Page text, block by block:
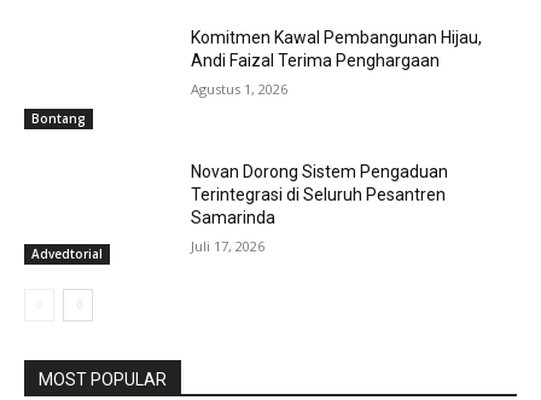
Bontang
Komitmen Kawal Pembangunan Hijau,
Andi Faizal Terima Penghargaan
Agustus 1, 2026
Advedtorial
Novan Dorong Sistem Pengaduan
Terintegrasi di Seluruh Pesantren
Samarinda
Juli 17, 2026
MOST POPULAR